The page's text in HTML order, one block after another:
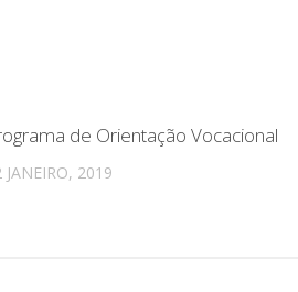
de Orientação Vocacional
JANEIRO, 2019